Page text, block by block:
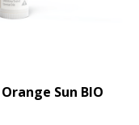
Lippen mit
Sun BIO